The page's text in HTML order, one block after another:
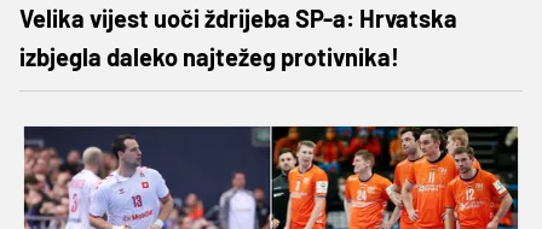
Velika vijest uoči ždrijeba SP-a: Hrvatska
izbjegla daleko najtežeg protivnika!